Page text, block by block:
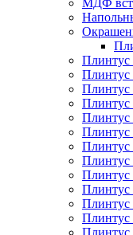
Плинтус
Плинтус
Плинтус
Плинтус
Плинтус
Плинтус
Плинтус
Плинтус
Плинтус